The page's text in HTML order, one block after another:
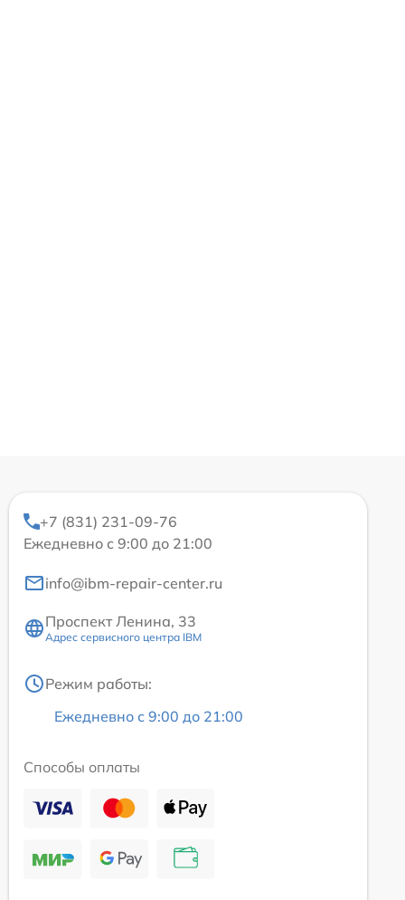
+7 (831) 231-09-76
Ежедневно с 9:00 до 21:00
info@ibm-repair-center.ru
Проспект Ленина, 33
Адрес сервисного центра IBM
Режим работы:
Ежедневно с 9:00 до 21:00
Способы оплаты